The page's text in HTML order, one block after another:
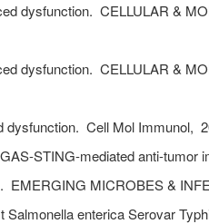
dysfunction. CELLULAR &
dysfunction. CELLULAR &
dysfunction. Cell Mol Immunol,
STING-mediated anti-tumor
EMERGING MICROBES &
enterica Serovar